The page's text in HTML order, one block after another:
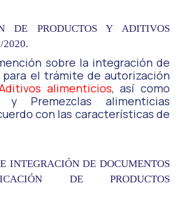
DE PRODUCTOS Y ADITIVOS
sobre la integración de
el trámite de autorización
alimenticios, así como
Premezclas alimenticias
con las características de
INTEGRACIÓN DE DOCUMENTOS
DE PRODUCTOS